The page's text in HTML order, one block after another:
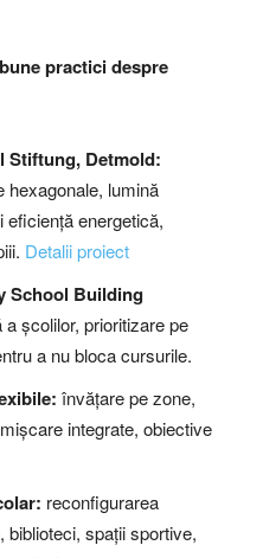
practicidespre
Stiftung, Detmold:
hexagonale, lumină
eficiență energetică,
Detalii proiect
School Building
a școlilor, prioritizare pe
a nu bloca cursurile.
învățare pe zone,
integrate, obiective
reconfigurarea
biblioteci, spații sportive,